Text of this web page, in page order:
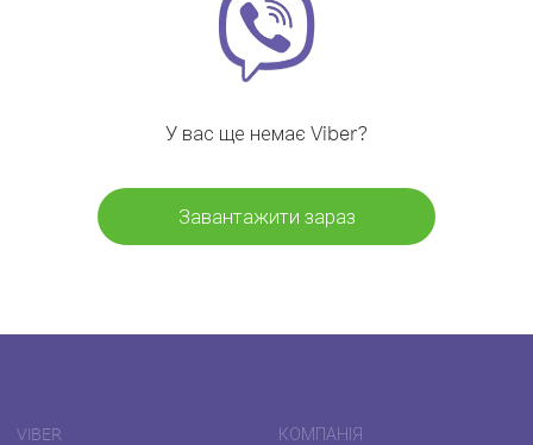
У вас ще немає Viber?
Завантажити зараз
VIBER КОМПАНІЯ